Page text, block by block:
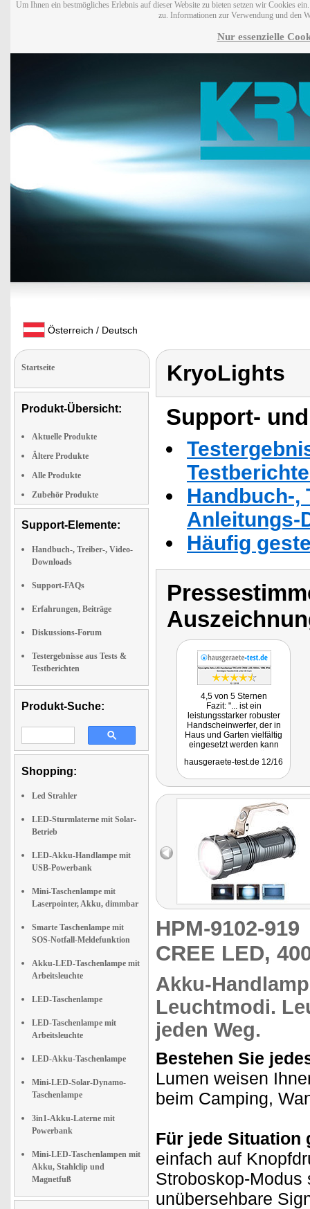
Um Ihnen ein bestmögliches Erlebnis auf dieser Website zu bieten setzen wir Cookies
zu. Informationen zur Verwendung und den
Nur essenzielle
Österreich / Deutsch
Startseite
Produkt-Übersicht:
Aktuelle Produkte
Ältere Produkte
Alle Produkte
Zubehör Produkte
Support-Elemente:
Handbuch-, Treiber-, Video-
Downloads
Support-FAQs
Erfahrungen, Beiträge
Diskussions-Forum
Testergebnisse aus Tests &
Testberichten
Produkt-Suche:
Shopping:
Led Strahler
LED-Sturmlaterne mit Solar-
Betrieb
LED-Akku-Handlampe mit
USB-Powerbank
Mini-Taschenlampe mit
Laserpointer, Akku, dimmbar
Smarte Taschenlampe mit
SOS-Notfall-Meldefunktion
Akku-LED-Taschenlampe mit
Arbeitsleuchte
LED-Taschenlampe
LED-Taschenlampe mit
Arbeitsleuchte
LED-Akku-Taschenlampe
Mini-LED-Solar-Dynamo-
Taschenlampe
3in1-Akku-Laterne mit
Powerbank
Mini-LED-Taschenlampen mit
Akku, Stahlclip und
Magnetfuß
KryoLights
Support-
Handbuch-,
Anleitungs-
Häufig
4,5 von 5 Sternen
Fazit: "... ist ein
leistungsstarker robuster
Handscheinwerfer, der in
Haus und Garten vielfältig
eingesetzt werden kann
anspruchsvollere Outdoor-
hausgeraete-test.de 12/16
HPM-9102-
CREE LED,
Akku-
Leuchtmodi.
jeden Weg.
Bestehen Sie
Lumen weisen
beim Camping,
Für jede Situation
einfach auf
Stroboskop-
unübersehbare